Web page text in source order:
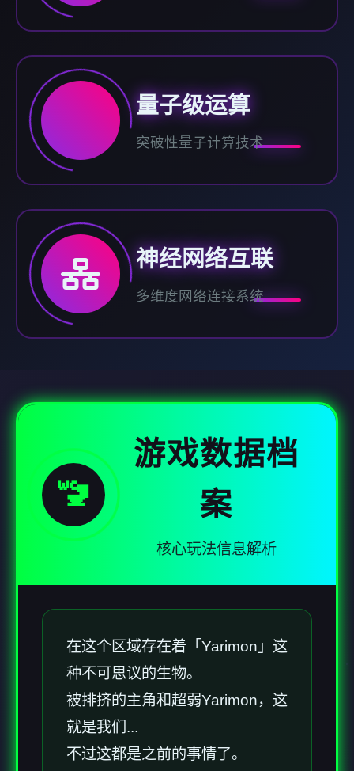
量子级运算
突破性量子计算技术
神经网络互联
多维度网络连接系统
🚾
游戏数据档
案
核心玩法信息解析
在这个区域存在着「Yarimon」这
种不可思议的生物。
被排挤的主角和超弱Yarimon，这
就是我们...
不过这都是之前的事情了。